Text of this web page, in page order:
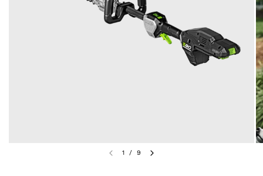
1 / 9